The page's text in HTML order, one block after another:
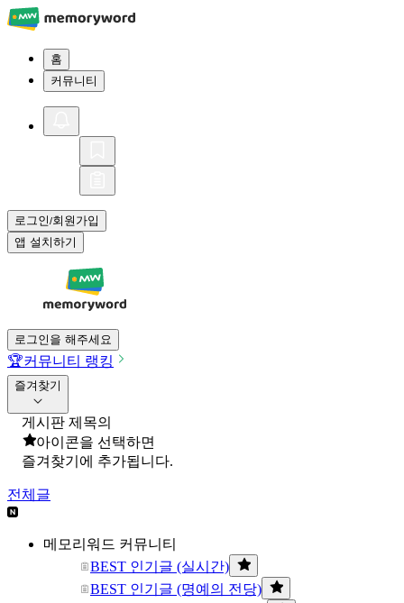
홈
커뮤니티
로그인/회원가입
앱 설치하기
로그인을 해주세요
🏆커뮤니티 랭킹
즐겨찾기
게시판 제목의
아이콘을 선택하면
즐겨찾기에 추가됩니다.
전체글
메모리워드 커뮤니티
BEST 인기글 (실시간)
BEST 인기글 (명예의 전당)